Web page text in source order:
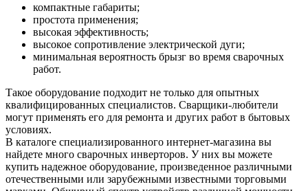
компактные габариты;
простота применения;
высокая эффективность;
высокое сопротивление электрической дуги;
минимальная вероятность брызг во время сварочных
работ.
Такое оборудование подходит не только для опытных
квалифицированных специалистов. Сварщики-любители
могут применять его для ремонта и других работ в бытовых
условиях.
В каталоге специализированного интернет-магазина вы
найдете много сварочных инверторов. У них вы можете
купить надежное оборудование, произведенное различными
отечественными или зарубежными известными торговыми